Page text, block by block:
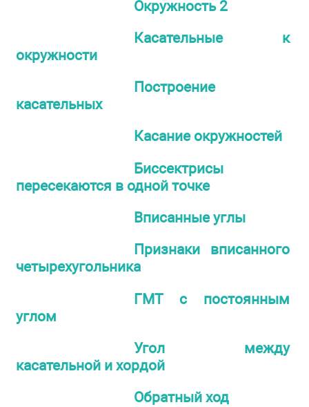
Окружность 2
Касательные к
окружности
Построение
касательных
Касание окружностей
Биссектрисы
пересекаются в одной точке
Вписанные углы
Признаки вписанного
четырехугольника
ГМТ с постоянным
углом
Угол между
касательной и хордой
Обратный ход